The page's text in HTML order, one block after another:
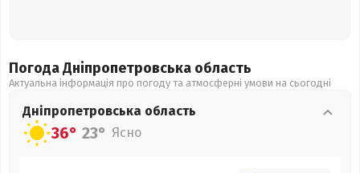
Погода Дніпропетровська область
Актуальна інформація про погоду та атмосферні умови на сьогодні
Дніпропетровська область
36° 23° Ясно